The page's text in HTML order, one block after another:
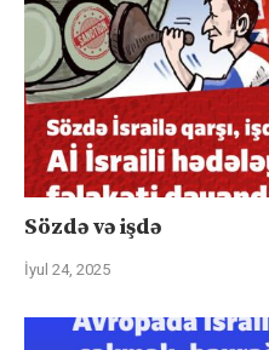
Sözdə və işdə
İyul 24, 2025